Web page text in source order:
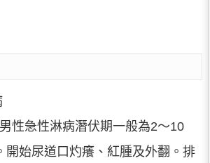
性急性淋病潛伏期一般為2～10
開始尿道口灼癢、紅腫及外翻。排